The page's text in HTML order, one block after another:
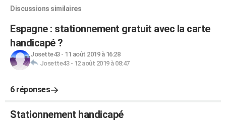
Discussions similaires
Espagne : stationnement gratuit avec la carte
handicapé ?
Josette43- 11 août 2019 à 16:28
Josette43- 12 août 2019 à 08:47
6 réponses
Stationnement handicapé